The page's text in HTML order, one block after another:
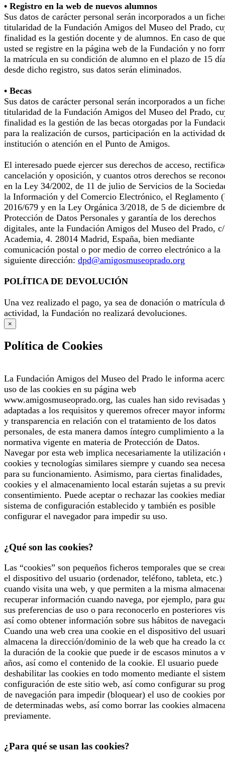
• Registro en la web de nuevos alumnos
Sus datos de carácter personal serán incorporados a un
titularidad de la Fundación Amigos del Museo del Prado,
finalidad es la gestión docente y de alumnos. En caso de
usted se registre en la página web de la Fundación y no
la matrícula en su condición de alumno en el plazo de 15
desde dicho registro, sus datos serán eliminados.
• Becas
Sus datos de carácter personal serán incorporados a un
titularidad de la Fundación Amigos del Museo del Prado,
finalidad es la gestión de las becas otorgadas por la
para la realización de cursos, participación en la actividad
institución o atención en el Punto de Amigos.
El interesado puede ejercer sus derechos de acceso,
cancelación y oposición, y cuantos otros derechos se
en la Ley 34/2002, de 11 de julio de Servicios de la
la Información y del Comercio Electrónico, el Reglamento
2016/679 y en la Ley Orgánica 3/2018, de 5 de diciembre
Protección de Datos Personales y garantía de los derechos
digitales, ante la Fundación Amigos del Museo del Prado,
Academia, 4. 28014 Madrid, España, bien mediante
comunicación postal o por medio de correo electrónico a la
siguiente dirección: dpd@amigosmuseoprado.org
POLÍTICA DE DEVOLUCIÓN
Una vez realizado el pago, ya sea de donación o matrícula
actividad, la Fundación no realizará devoluciones.
×
Política de Cookies
La Fundación Amigos del Museo del Prado le informa
uso de las cookies en su página web
www.amigosmuseoprado.org, las cuales han sido revisadas
adaptadas a los requisitos y queremos ofrecer mayor
y transparencia en relación con el tratamiento de los datos
personales, de esta manera damos íntegro cumplimiento a la
normativa vigente en materia de Protección de Datos.
Navegar por esta web implica necesariamente la utilización
cookies y tecnologías similares siempre y cuando sea
para su funcionamiento. Asimismo, para ciertas finalidades,
cookies y el almacenamiento local estarán sujetas a su
consentimiento. Puede aceptar o rechazar las cookies
sistema de configuración establecido y también es posible
configurar el navegador para impedir su uso.
¿Qué son las cookies?
Las “cookies” son pequeños ficheros temporales que se
el dispositivo del usuario (ordenador, teléfono, tableta, etc.)
cuando visita una web, y que permiten a la misma
recuperar información cuando navega, por ejemplo, para
sus preferencias de uso o para reconocerlo en posteriores
así como obtener información sobre sus hábitos de
Cuando una web crea una cookie en el dispositivo del
almacena la dirección/dominio de la web que ha creado la
la duración de la cookie que puede ir de escasos minutos a
años, así como el contenido de la cookie. El usuario puede
deshabilitar las cookies en todo momento mediante el
configuración de este sitio web, así como configurar su
de navegación para impedir (bloquear) el uso de cookies
de determinadas webs, así como borrar las cookies
previamente.
¿Para qué se usan las cookies?